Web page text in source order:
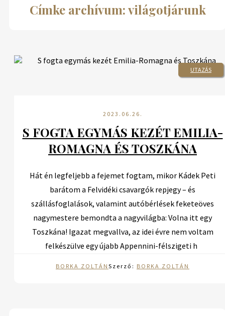
Címke archívum: világotjárunk
UTAZÁS
2023.06.26.
S FOGTA EGYMÁS KEZÉT EMILIA-
ROMAGNA ÉS TOSZKÁNA
Hát én legfeljebb a fejemet fogtam, mikor Kádek Peti
barátom a Felvidéki csavargók repjegy – és
szállásfoglalások, valamint autóbérlések feketeöves
nagymestere bemondta a nagyvilágba: Volna itt egy
Toszkána! Igazat megvallva, az idei évre nem voltam
felkészülve egy újabb Appennini-félszigeti h
BORKA ZOLTÁN Szerző: BORKA ZOLTÁN